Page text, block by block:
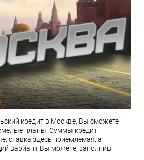
кредит в Москве, Вы сможете
планы. Суммы кредит
ставка здесь приемлемая, а
вариант Вы можете, заполнив